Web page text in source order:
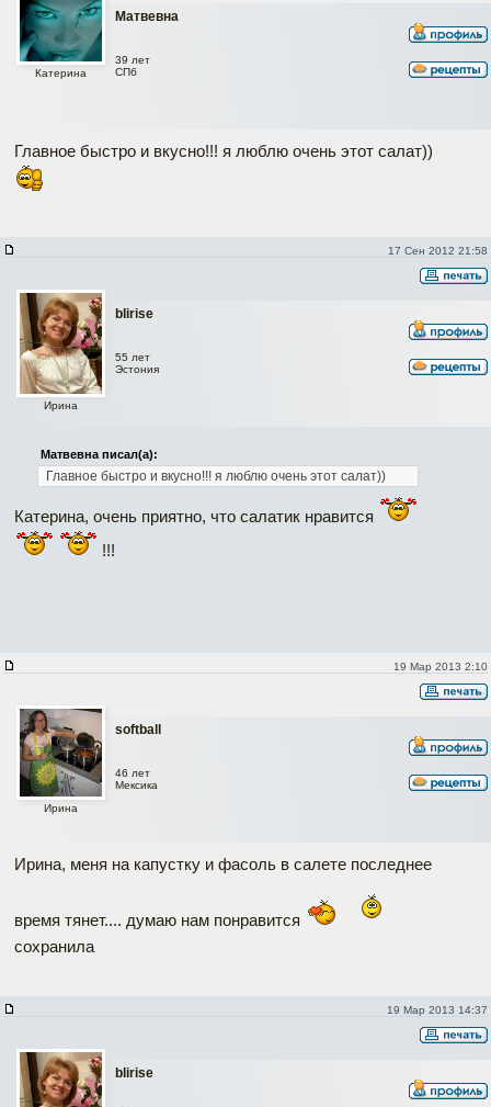
Матвевна
Катерина
39 лет
CПб
Главное быстро и вкусно!!! я люблю очень этот салат))
17 Сен 2012 21:58
blirise
Ирина
55 лет
Эстония
Матвевна писал(а):
Главное быстро и вкусно!!! я люблю очень этот салат))
Катерина, очень приятно, что салатик нравится
!!!
19 Мар 2013 2:10
softball
Ирина
46 лет
Мексика
Ирина, меня на капустку и фасоль в салете последнее
время тянет.... думаю нам понравится
сохранила
19 Мар 2013 14:37
blirise